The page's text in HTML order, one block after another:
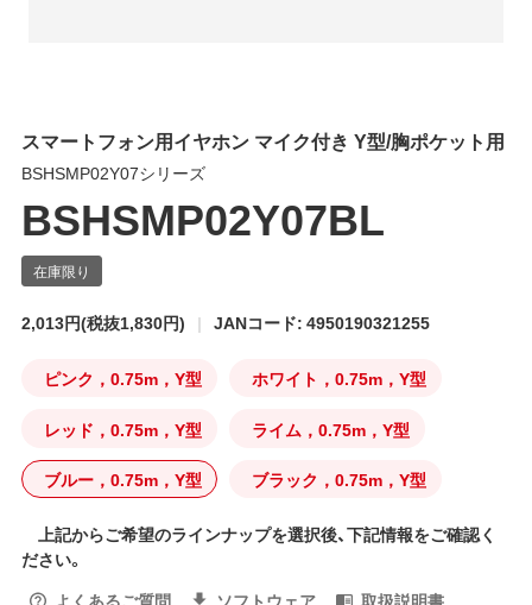
スマートフォン用イヤホン マイク付き Y型/胸ポケット用
BSHSMP02Y07シリーズ
BSHSMP02Y07BL
2,013円(税抜1,830円) JANコード: 4950190321255
ピンク，0.75m，Y型 ホワイト，0.75m，Y型
レッド，0.75m，Y型 ライム，0.75m，Y型
ブルー，0.75m，Y型 ブラック，0.75m，Y型
上記からご希望のラインナップを選択後、下記情報をご確認く
ださい。
よくあるご質問
ソフトウェア
取扱説明書